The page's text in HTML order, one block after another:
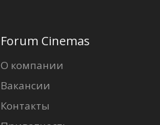
Forum Cinemas
О компании
Вакансии
Контакты